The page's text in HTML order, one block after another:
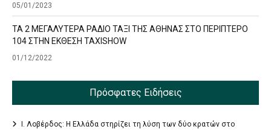
05/01/2023
ΤΑ 2 ΜΕΓΑΛΥΤΕΡΑ ΡΑΔΙΟ ΤΑΞΙ ΤΗΣ ΑΘΗΝΑΣ ΣΤΟ ΠΕΡΙΠΤΕΡΟ
104 ΣΤΗΝ ΕΚΘΕΣΗ TAXISHOW
01/12/2022
Πρόσφατες Ειδήσεις
Ι. Λοβέρδος: Η Ελλάδα στηρίζει τη λύση των δύο κρατών στο